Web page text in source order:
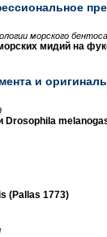
морского
мидий на
и
Drosophila
(Pallas 1773)